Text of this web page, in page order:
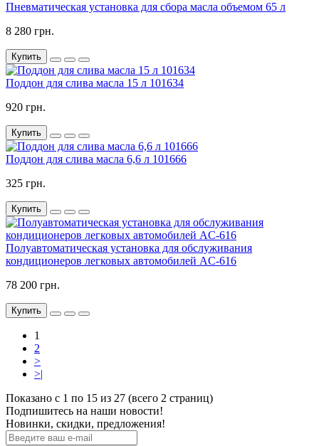
Пневматическая установка для сбора масла объемом 65 л
8 280 грн.
Купить
Поддон для слива масла 15 л 101634
920 грн.
Купить
Поддон для слива масла 6,6 л 101666
325 грн.
Купить
Полуавтоматическая установка для обслуживания
кондиционеров легковых автомобилей AC-616
78 200 грн.
Купить
1
2
>
>|
Показано с 1 по 15 из 27 (всего 2 страниц)
Подпишитесь на наши новости!
Новинки, скидки, предложения!